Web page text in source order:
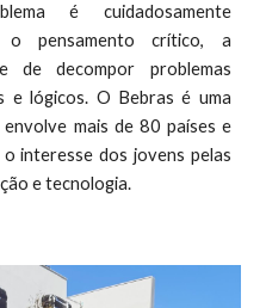
é cuidadosamente
o pensamento crítico, a
de decompor problemas
e lógicos. O Bebras é uma
mais de 80 países e
interesse dos jovens pelas
e tecnologia.